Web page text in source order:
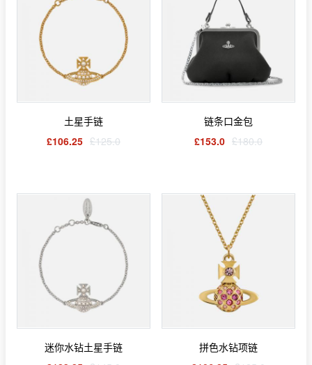
土星手链
£106.25 £125.0
链条口金包
£153.0 £180.0
迷你水钻土星手链
拼色水钻项链